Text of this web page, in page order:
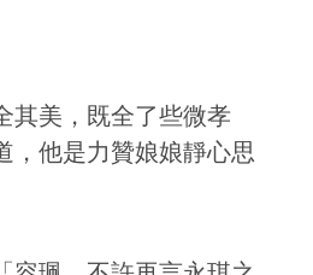
其美，既全了些微孝
，他是力贊娘娘靜心思